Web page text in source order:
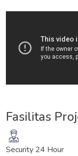
Fasilitas
Security 24 Hour